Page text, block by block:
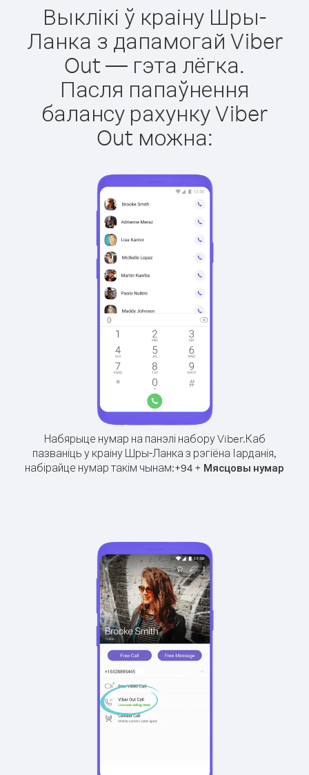
Выклікі ў краіну Шры-
Ланка з дапамогай Viber
Out — гэта лёгка.
Пасля папаўнення
балансу рахунку Viber
Out можна:
Набярыце нумар на панэлі набору Viber.Каб
пазваніць у краіну Шры-Ланка з рэгіёна Іарданія,
набірайце нумар такім чынам:+94 + Мясцовы нумар